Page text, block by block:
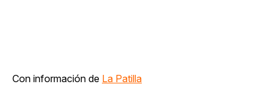
Con información de La Patilla